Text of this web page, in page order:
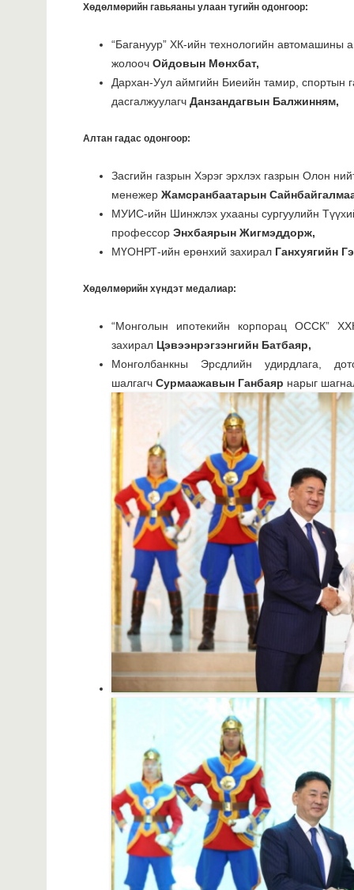
Хөдөлмөрийн гавьяаны улаан тугийн одонгоор:
“Багануур” ХК-ийн технологийн автомашины
жолооч Ойдовын Мөнхбат,
Дархан-Уул аймгийн Биеийн тамир, спортын
дасгалжуулагч Данзандагвын Балжинням,
Алтан гадас одонгоор:
Засгийн газрын Хэрэг эрхлэх газрын Олон
менежер Жамсранбаатарын
МУИС-ийн Шинжлэх ухааны сургуулийн
профессор Энхбаярын Жигмэддорж,
МҮОНРТ-ийн ерөнхий захирал Ганхуягийн
Хөдөлмөрийн хүндэт медалиар:
“Монголын ипотекийн корпорац ОССК”
захирал Цэвээнрэгзэнгийн Батбаяр,
Монголбанкны Эрсдлийн удирдлага,
шалгагч Сурмаажавын Ганбаяр нарыг